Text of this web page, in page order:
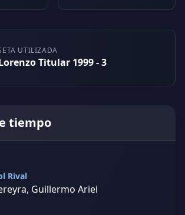
UTILIZADA
Titular 1999 - 3
tiempo
Rival
Guillermo Ariel